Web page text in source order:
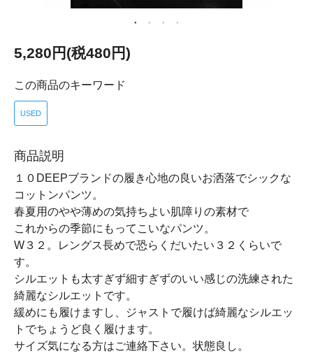
5,280円(税480円)
この商品のキーワード
USED
商品説明
１０DEEPブランドの履き心地の良いお洒落でシックな
コットンパンツ。
春夏用のやや薄めの気持ちよい肌障りの素材で
これからの季節にもってこいなパンツ。
W３２。レングス長めで恐らくだいたい３２くらいで
す。
シルエットも太すぎず細すぎずのいい感じの洗練された
綺麗なシルエットです。
緩めにも履けますし、ジャストで履けば綺麗なシルエッ
トでちょうど良く履けます。
サイズ気になる方はご連絡下さい。状態良し。